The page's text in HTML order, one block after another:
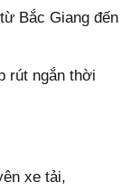
Bắc Giang đến
rút ngắn thời
xe tải,